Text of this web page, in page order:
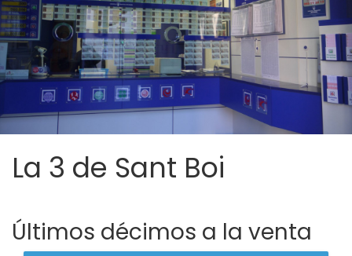
La 3 de Sant Boi
Últimos décimos a la venta